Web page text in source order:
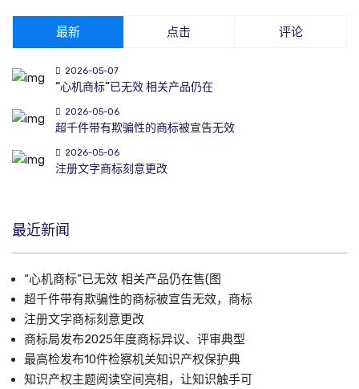
最新 点击 评论
2026-05-07
“心机商标”已无效 相关产品仍在
2026-05-06
超千件带有欺骗性的商标被宣告无效
2026-05-06
注册文字商标刻意更改
最近新闻
“心机商标”已无效 相关产品仍在售(图
超千件带有欺骗性的商标被宣告无效，商标
注册文字商标刻意更改
商标局发布2025年度商标异议、评审典型
最高检发布10件检察机关知识产权保护典
知识产权主题阅读空间亮相，让知识触手可